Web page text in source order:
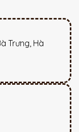
Trưng, Hà